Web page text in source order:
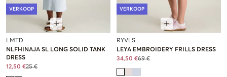
VERKOOP
LMTD
NLFHINAJA SL LONG SOLID TANK
DRESS
12,50 €25 €
VERKOOP
RYVLS
LEYA EMBROIDERY FRILLS DRESS
34,50 €69 €